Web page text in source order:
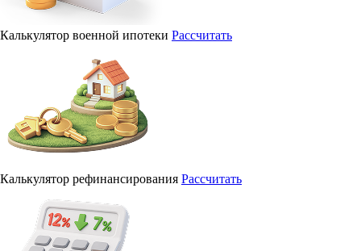
Калькулятор военной ипотеки Рассчитать
Калькулятор рефинансирования Рассчитать